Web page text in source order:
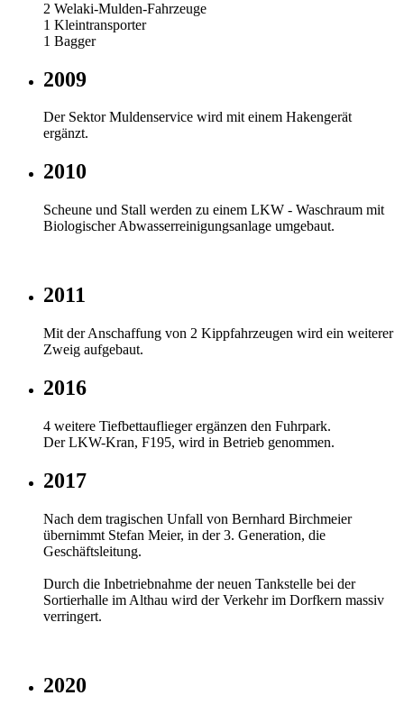
2 Welaki-Mulden-Fahrzeuge
1 Kleintransporter
1 Bagger
2009
Der Sektor Muldenservice wird mit einem Hakengerät
ergänzt.
2010
Scheune und Stall werden zu einem LKW - Waschraum mit
Biologischer Abwasserreinigungsanlage umgebaut.
2011
Mit der Anschaffung von 2 Kippfahrzeugen wird ein weiterer
Zweig aufgebaut.
2016
4 weitere Tiefbettauflieger ergänzen den Fuhrpark.
Der LKW-Kran, F195, wird in Betrieb genommen.
2017
Nach dem tragischen Unfall von Bernhard Birchmeier
übernimmt Stefan Meier, in der 3. Generation, die
Geschäftsleitung.
Durch die Inbetriebnahme der neuen Tankstelle bei der
Sortierhalle im Althau wird der Verkehr im Dorfkern massiv
verringert.
2020